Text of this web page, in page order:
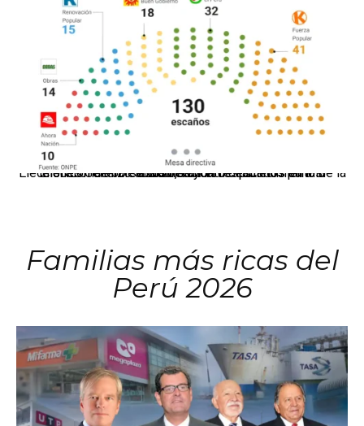
El JNE oficializó la distribución de escaños para la elección de 60 senadores y 130 diputados en las Elecciones Generales 2026, tras el restablecimiento de la Bicameralidad.
Familias más ricas del
Perú 2026